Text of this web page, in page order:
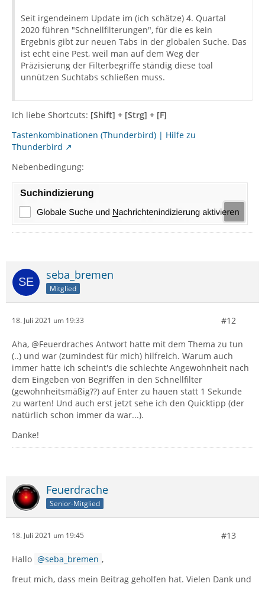
Seit irgendeinem Update im (ich schätze) 4. Quartal
2020 führen "Schnellfilterungen", für die es kein
Ergebnis gibt zur neuen Tabs in der globalen Suche. Das
ist echt eine Pest, weil man auf dem Weg der
Präzisierung der Filterbegriffe ständig diese toal
unnützen Suchtabs schließen muss.
Ich liebe Shortcuts: [Shift] + [Strg] + [F]
Tastenkombinationen (Thunderbird) | Hilfe zu
Thunderbird
Nebenbedingung:
seba_bremen
Mitglied
18. Juli 2021 um 19:33 #12
Aha, @Feuerdraches Antwort hatte mit dem Thema zu tun
(..) und war (zumindest für mich) hilfreich. Warum auch
immer hatte ich scheint's die schlechte Angewohnheit nach
dem Eingeben von Begriffen in den Schnellfilter
(gewohnheitsmäßig??) auf Enter zu hauen statt 1 Sekunde
zu warten! Und auch erst jetzt sehe ich den Quicktipp (der
natürlich schon immer da war...).
Danke!
Feuerdrache
Senior-Mitglied
18. Juli 2021 um 19:45 #13
Hallo seba_bremen ,
freut mich, dass mein Beitrag geholfen hat. Vielen Dank und